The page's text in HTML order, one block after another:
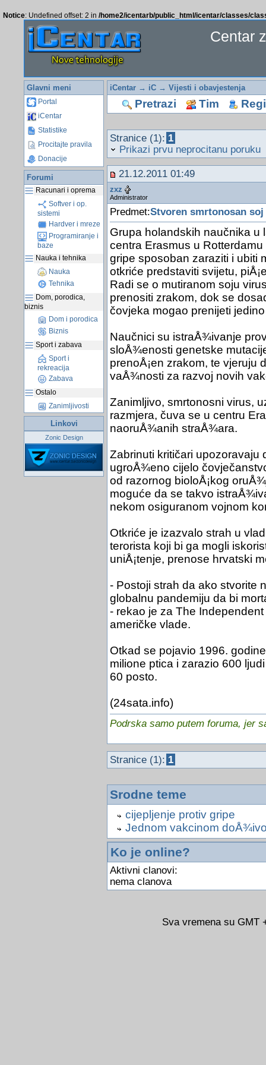
Notice: Undefined offset: 2 in /home2/icentarb/public_html/icentar/classes/
Centar
Glavni meni
Portal
iCentar
Statistike
Procitajte pravila
Donacije
Forumi
Racunari i oprema
Softver i op.
sistemi
Hardver i mreze
Programiranje i
baze
Nauka i tehnika
Nauka
Tehnika
Dom, porodica,
biznis
Dom i porodica
Biznis
Sport i zabava
Sport i
rekreacija
Zabava
Ostalo
Zanimljivosti
Linkovi
Zonic Design
iCentar→ iC→ Vijesti i obavjestenja
Pretrazi Tim
Stranice (1): 1
Prikazi prvu neprocitanu poruku
21.12.2011 01:49
zxz
Administrator
Predmet:Stvoren smrtonosan
Grupa holandskih naučnika u
centra Erasmus u
gripe sposoban zaraziti i ubiti
otkriće predstaviti svijetu,
Radi se o mutiranom soju
prenositi zrakom, dok se
čovjeka mogao prenijeti
Naučnici su istraÅ¾ivanje
sloÅ¾enosti genetske
prenoÅ¡en zrakom, te vjeruju
vaÅ¾nosti za razvoj novih
Zanimljivo, smrtonosni virus,
razmjera, čuva se u centru
naoruÅ¾anih straÅ¾ara.
Zabrinuti kritičari upozoravaju
ugroÅ¾eno cijelo
od razornog bioloÅ¡kog
moguće da se takvo
nekom osiguranom vojnom
Otkriće je izazvalo strah u
terorista koji bi ga mogli
uniÅ¡tenje, prenose hrvatski
- Postoji strah da ako stvorite
globalnu pandemiju da bi
- rekao je za The
američke vlade.
Otkad se pojavio 1996.
milione ptica i zarazio 600
60 posto.
(24sata.info)
Podrska samo putem foruma, jer
Stranice (1): 1
Srodne teme
cijepljenje protiv gripe
Jednom vakcinom
Ko je online?
Aktivni clanovi:
nema clanova
Sva vremena su GMT